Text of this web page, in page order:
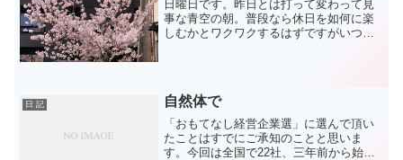
日曜日です。昨日とは打って変わって見
事な青空の朝。普段なら休日を如何に楽
しむかとワクワクするはずですがいつも
暴落 :cry: 早めの収...
日 記 自然体で
「おもてなし経営企業選」に選んで頂い
たことはすでにご承知のことと思いま
す。今回は全国で22社、三年前から始ま